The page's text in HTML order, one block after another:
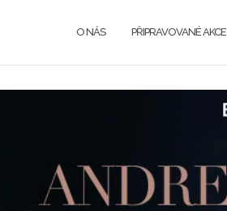
O NÁS PŘIPRAVOVANÉ AKCE